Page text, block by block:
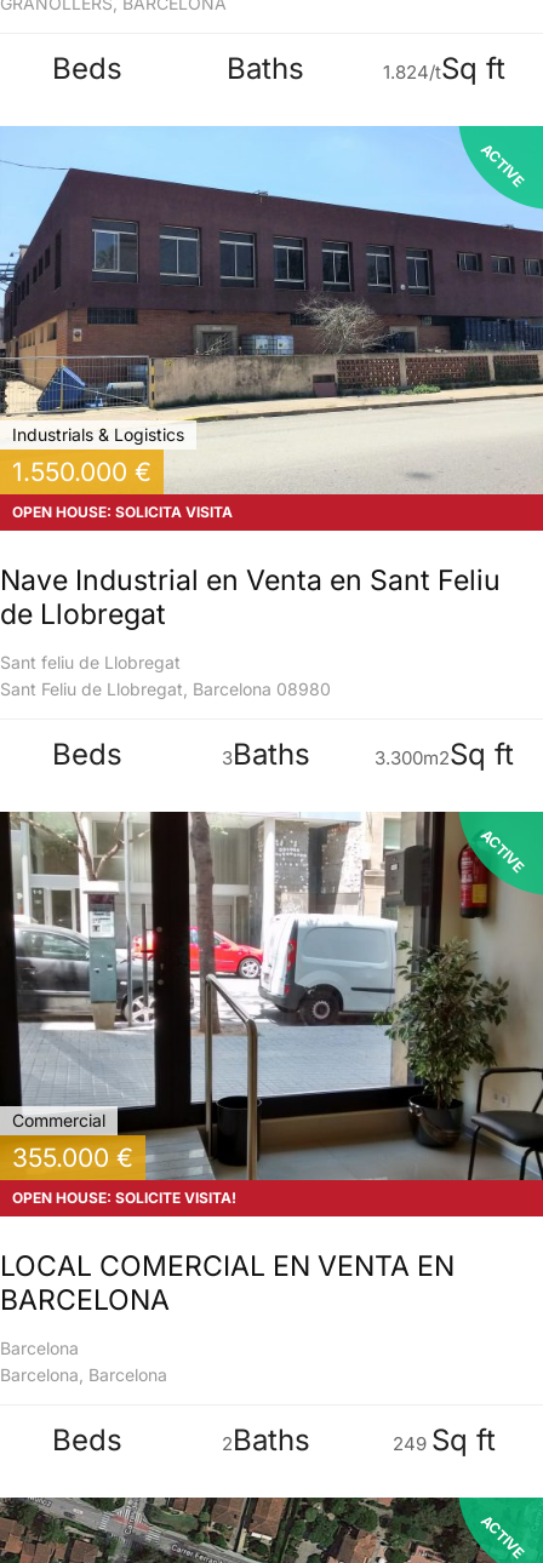
Beds Baths 1.824/tSq ft
ACTIVE
Industrials & Logistics
1.550.000 €
OPEN HOUSE: SOLICITA VISITA
Nave Industrial en Venta en Sant Feliu
de Llobregat
Sant feliu de Llobregat
Sant Feliu de Llobregat, Barcelona 08980
Beds 3Baths 3.300m2Sq ft
ACTIVE
Commercial
355.000 €
OPEN HOUSE: SOLICITE VISITA!
LOCAL COMERCIAL EN VENTA EN
BARCELONA
Barcelona
Barcelona, Barcelona
Beds 2Baths 249 Sq ft
ACTIVE